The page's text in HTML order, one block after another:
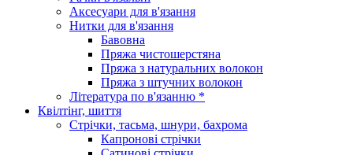
Аксесуари для в'язання
Нитки для в'язання
Бавовна
Пряжа чистошерстяна
Пряжа з натуральних волокон
Пряжа з штучних волокон
Література по в'язанню *
Квілтінг, шиття
Стрічки, тасьма, шнури, бахрома
Капронові стрічки